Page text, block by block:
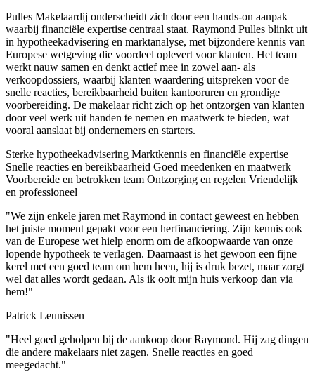
Pulles Makelaardij onderscheidt zich door een hands-on aanpak
waarbij financiële expertise centraal staat. Raymond Pulles blinkt uit
in hypotheekadvisering en marktanalyse, met bijzondere kennis van
Europese wetgeving die voordeel oplevert voor klanten. Het team
werkt nauw samen en denkt actief mee in zowel aan- als
verkoopdossiers, waarbij klanten waardering uitspreken voor de
snelle reacties, bereikbaarheid buiten kantooruren en grondige
voorbereiding. De makelaar richt zich op het ontzorgen van klanten
door veel werk uit handen te nemen en maatwerk te bieden, wat
vooral aanslaat bij ondernemers en starters.
Sterke hypotheekadvisering Marktkennis en financiële expertise
Snelle reacties en bereikbaarheid Goed meedenken en maatwerk
Voorbereide en betrokken team Ontzorging en regelen Vriendelijk
en professioneel
"We zijn enkele jaren met Raymond in contact geweest en hebben
het juiste moment gepakt voor een herfinanciering. Zijn kennis ook
van de Europese wet hielp enorm om de afkoopwaarde van onze
lopende hypotheek te verlagen. Daarnaast is het gewoon een fijne
kerel met een goed team om hem heen, hij is druk bezet, maar zorgt
wel dat alles wordt gedaan. Als ik ooit mijn huis verkoop dan via
hem!"
Patrick Leunissen
"Heel goed geholpen bij de aankoop door Raymond. Hij zag dingen
die andere makelaars niet zagen. Snelle reacties en goed
meegedacht."